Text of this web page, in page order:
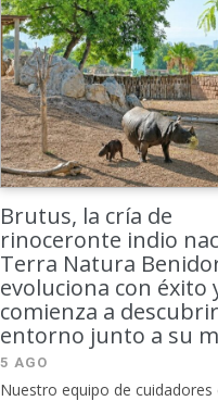
Brutus, la cría de
rinoceronte indio
Terra Natura
evoluciona con éxito
comienza a
entorno junto a su
5 AGO
Nuestro equipo de